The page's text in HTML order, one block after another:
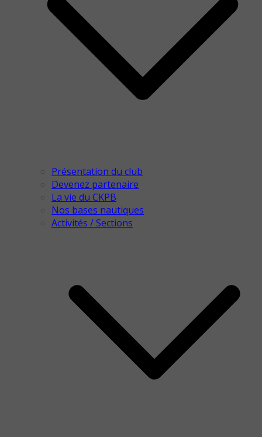
Présentation du club
Devenez partenaire
La vie du CKPB
Nos bases nautiques
Activités / Sections